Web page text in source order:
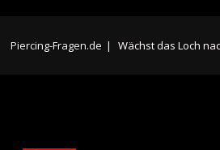
Piercing-Fragen.de | Wächst das Loch